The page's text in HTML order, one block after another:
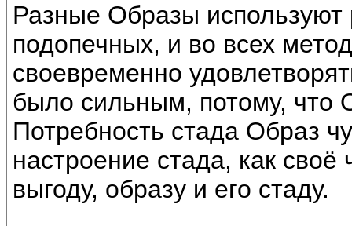
Разные Образы
подопечных, и во всех
своевременно
было сильным, потому, что
Потребность стада Образ
настроение стада, как
выгоду, образу и его стаду.